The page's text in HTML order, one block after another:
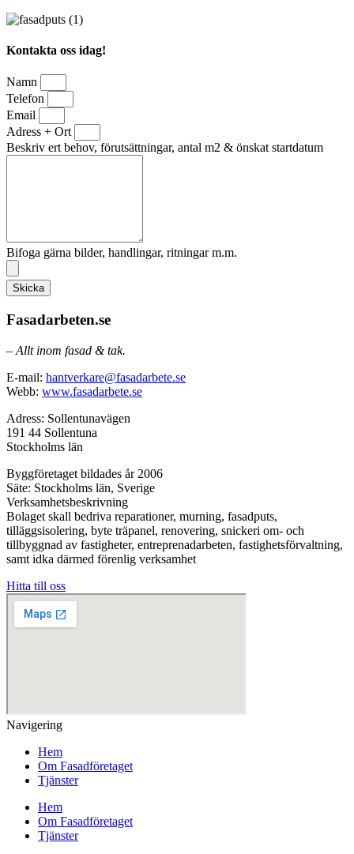
Kontakta oss idag!
Namn
Telefon
Email
Adress + Ort
Beskriv ert behov, förutsättningar, antal m2 & önskat startdatum
Bifoga gärna bilder, handlingar, ritningar m.m.
Skicka
Fasadarbeten.se
– Allt inom fasad & tak.
E-mail: hantverkare@fasadarbete.se
Webb: www.fasadarbete.se
Adress: Sollentunavägen
191 44 Sollentuna
Stockholms län
Byggföretaget bildades år 2006
Säte: Stockholms län, Sverige
Verksamhetsbeskrivning
Bolaget skall bedriva reparationer, murning, fasadputs,
tilläggsisolering, byte träpanel, renovering, snickeri om- och
tillbyggnad av fastigheter, entreprenadarbeten, fastighetsförvaltning,
samt idka därmed förenlig verksamhet
Hitta till oss
Navigering
Hem
Om Fasadföretaget
Tjänster
Hem
Om Fasadföretaget
Tjänster